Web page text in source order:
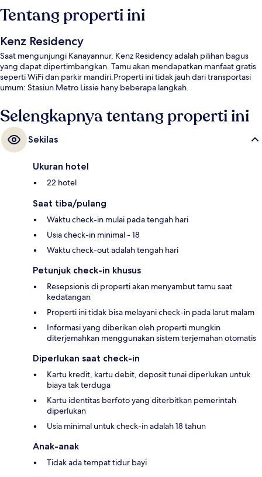
Tentang properti ini
Kenz Residency
Saat mengunjungi Kanayannur, Kenz Residency adalah pilihan bagus
yang dapat dipertimbangkan. Tamu akan mendapatkan manfaat gratis
seperti WiFi dan parkir mandiri.Properti ini tidak jauh dari transportasi
umum: Stasiun Metro Lissie hany beberapa langkah.
Selengkapnya tentang properti ini
Sekilas
Ukuran hotel
22 hotel
Saat tiba/pulang
Waktu check-in mulai pada tengah hari
Usia check-in minimal - 18
Waktu check-out adalah tengah hari
Petunjuk check-in khusus
Resepsionis di properti akan menyambut tamu saat
kedatangan
Properti ini tidak bisa melayani check-in pada larut malam
Informasi yang diberikan oleh properti mungkin
diterjemahkan menggunakan sistem terjemahan otomatis
Diperlukan saat check-in
Kartu kredit, kartu debit, deposit tunai diperlukan untuk
biaya tak terduga
Kartu identitas berfoto yang diterbitkan pemerintah
diperlukan
Usia minimal untuk check-in adalah 18 tahun
Anak-anak
Tidak ada tempat tidur bayi